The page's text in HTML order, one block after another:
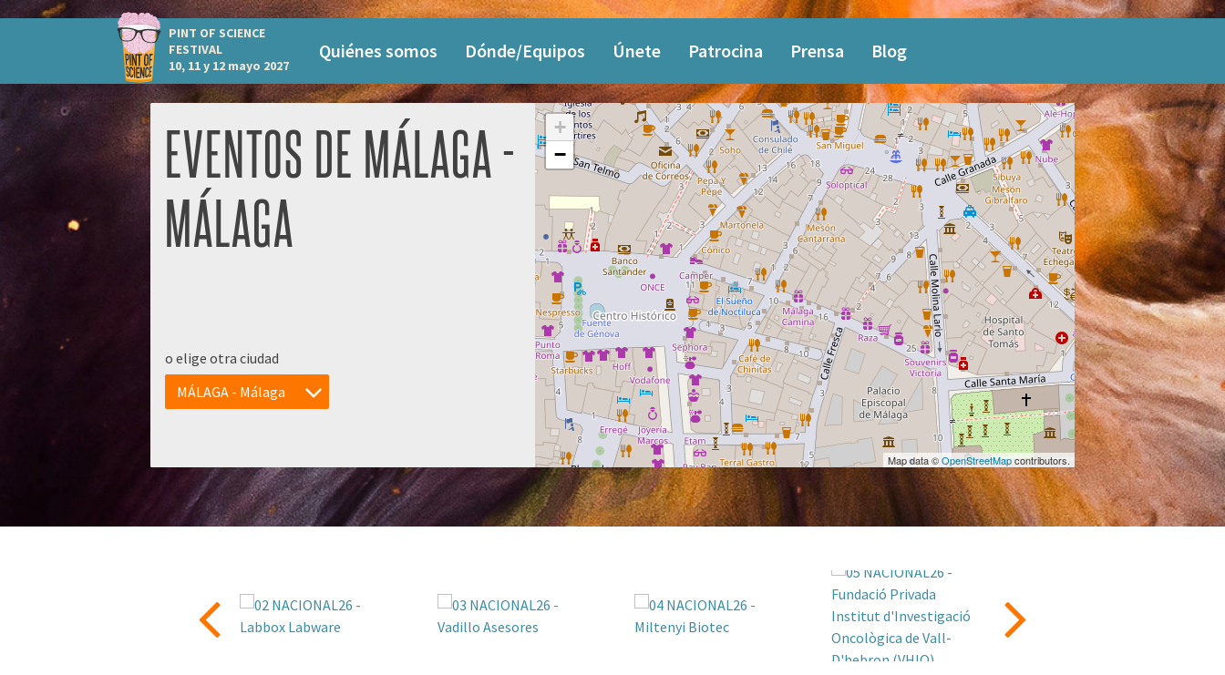
PINT OF SCIENCE
FESTIVAL
10, 11 y 12 mayo 2027
Quiénes somos Dónde/Equipos Únete Patrocina Prensa Blog
EVENTOS DE MÁLAGA -
MÁLAGA
o elige otra ciudad
MÁLAGA - Málaga
+
−
Map data ©OpenStreetMapcontributors.